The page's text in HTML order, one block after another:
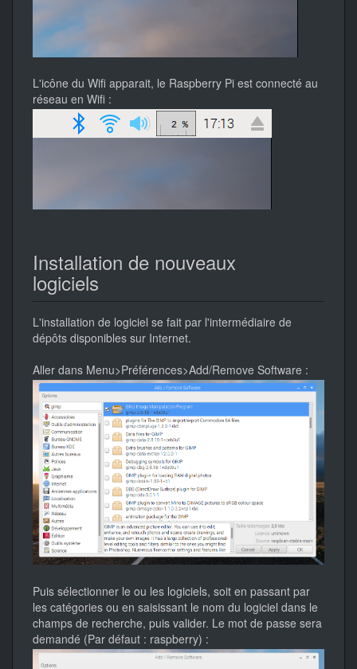
L'icône du Wifi apparait, le Raspberry Pi est connecté au
réseau en Wifi :
Installation de nouveaux
logiciels
L'installation de logiciel se fait par l'intermédiaire de
dépôts disponibles sur Internet.
Aller dans Menu>Préférences>Add/Remove Software :
Puis sélectionner le ou les logiciels, soit en passant par
les catégories ou en saisissant le nom du logiciel dans le
champs de recherche, puis valider. Le mot de passe sera
demandé (Par défaut : raspberry) :